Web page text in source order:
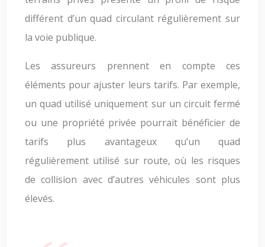
différent d’un quad circulant régulièrement sur
la voie publique.
Les assureurs prennent en compte ces
éléments pour ajuster leurs tarifs. Par exemple,
un quad utilisé uniquement sur un circuit fermé
ou une propriété privée pourrait bénéficier de
tarifs plus avantageux qu’un quad
régulièrement utilisé sur route, où les risques
de collision avec d’autres véhicules sont plus
élevés.